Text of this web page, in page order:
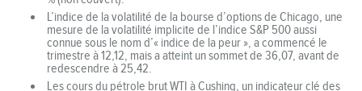
L’indice de la volatilité de la bourse d’options de Chicago, une
mesure de la volatilité implicite de l’indice S&P 500 aussi
connue sous le nom d’« indice de la peur », a commencé le
trimestre à 12,12, mais a atteint un sommet de 36,07, avant de
redescendre à 25,42.
Les cours du pétrole brut WTI à Cushing, un indicateur clé des